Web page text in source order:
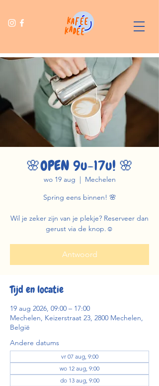
🌸OPEN 9u-17u! 🌸
wo 19 aug
  |
Mechelen
Spring eens binnen! 🌸
Wil je zeker zijn van je plekje? Reserveer dan
gerust via de knop.☺️
Antwoord
Tijd en locatie
19 aug 2026, 09:00 – 17:00
Mechelen, Keizerstraat 23, 2800 Mechelen,
België
Andere datums
vr 07 aug, 9:00
wo 12 aug, 9:00
do 13 aug, 9:00